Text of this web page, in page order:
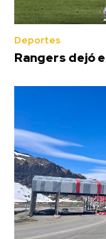
Deportes
Rangers dejó